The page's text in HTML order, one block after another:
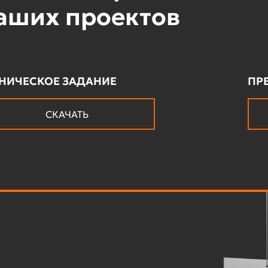
проектов
ЗАДАНИЕ
СКАЧАТЬ